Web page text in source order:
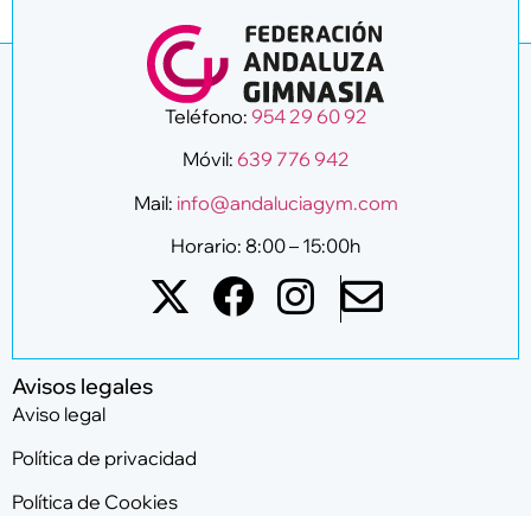
Teléfono: 954 29 60 92
Móvil: 639 776 942
Mail: info@andaluciagym.com
Horario: 8:00 – 15:00h
Avisos legales
Aviso legal
Política de privacidad
Política de Cookies